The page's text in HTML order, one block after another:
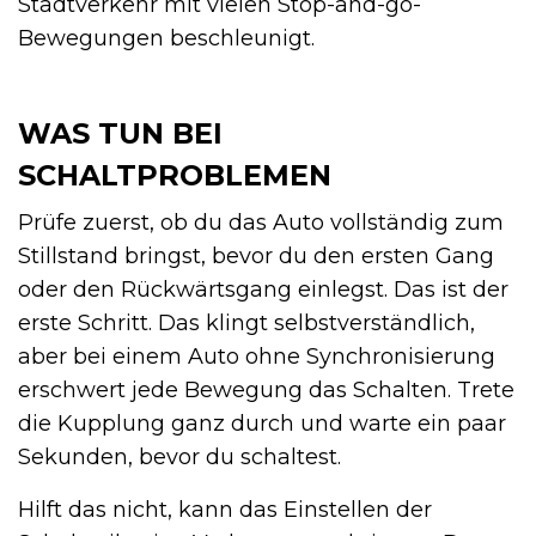
Bewegungen beschleunigt.
WAS TUN BEI
SCHALTPROBLEMEN
Prüfe zuerst, ob du das Auto vollständig zum
Stillstand bringst, bevor du den ersten Gang
oder den Rückwärtsgang einlegst. Das ist der
erste Schritt. Das klingt selbstverständlich,
aber bei einem Auto ohne Synchronisierung
erschwert jede Bewegung das Schalten. Trete
die Kupplung ganz durch und warte ein paar
Sekunden, bevor du schaltest.
Hilft das nicht, kann das Einstellen der